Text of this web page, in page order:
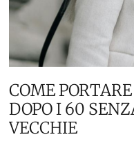
COME
DOPO I 60
VECCHIE